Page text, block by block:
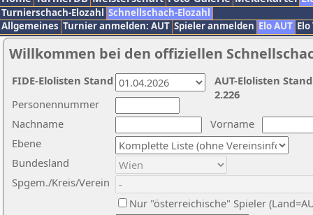
Turnierschach-Elozahl Schnellschach-Elozahl
Allgemeines Turnier anmelden: AUT Spieler anmelden Elo AUT
Willkommen bei den offiziellen
Nachname
Vorname
Ebene
Personennummer
Bundesland
Spgem./Kreis/Verein
Nur "österreichische" Spieler
AUT-Elolisten
2.226
FIDE-Elolisten Stand